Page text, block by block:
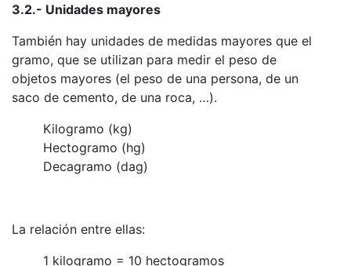
3.2.- Unidades mayores
También hay unidades de medidas mayores que el
gramo, que se utilizan para medir el peso de
objetos mayores (el peso de una persona, de un
saco de cemento, de una roca, …).
Kilogramo (kg)
Hectogramo (hg)
Decagramo (dag)
La relación entre ellas:
1 kilogramo = 10 hectogramos